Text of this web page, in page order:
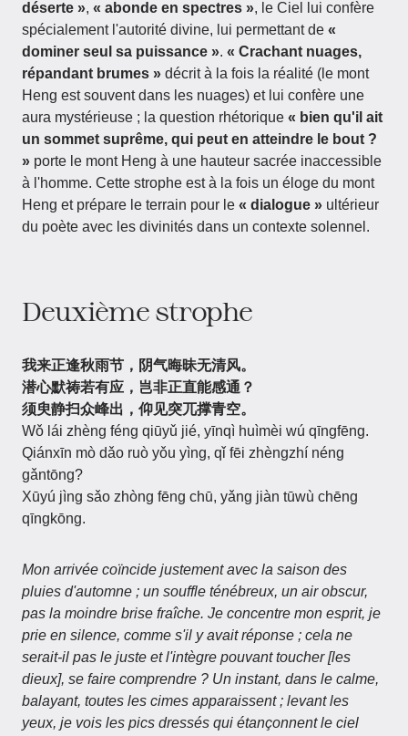
déserte », « abonde en spectres », le Ciel lui confère
spécialement l'autorité divine, lui permettant de «
dominer seul sa puissance ». « Crachant nuages,
répandant brumes » décrit à la fois la réalité (le mont
Heng est souvent dans les nuages) et lui confère une
aura mystérieuse ; la question rhétorique « bien qu'il ait
un sommet suprême, qui peut en atteindre le bout ?
» porte le mont Heng à une hauteur sacrée inaccessible
à l'homme. Cette strophe est à la fois un éloge du mont
Heng et prépare le terrain pour le « dialogue » ultérieur
du poète avec les divinités dans un contexte solennel.
Deuxième strophe
我来正逢秋雨节，阴气晦昧无清风。
潜心默祷若有应，岂非正直能感通？
须臾静扫众峰出，仰见突兀撑青空。
Wǒ lái zhèng féng qiūyǔ jié, yīnqì huìmèi wú qīngfēng.
Qiánxīn mò dǎo ruò yǒu yìng, qǐ fēi zhèngzhí néng
gǎntōng?
Xūyú jìng sǎo zhòng fēng chū, yǎng jiàn tūwù chēng
qīngkōng.
Mon arrivée coïncide justement avec la saison des
pluies d'automne ; un souffle ténébreux, un air obscur,
pas la moindre brise fraîche. Je concentre mon esprit, je
prie en silence, comme s'il y avait réponse ; cela ne
serait-il pas le juste et l'intègre pouvant toucher [les
dieux], se faire comprendre ? Un instant, dans le calme,
balayant, toutes les cimes apparaissent ; levant les
yeux, je vois les pics dressés qui étançonnent le ciel